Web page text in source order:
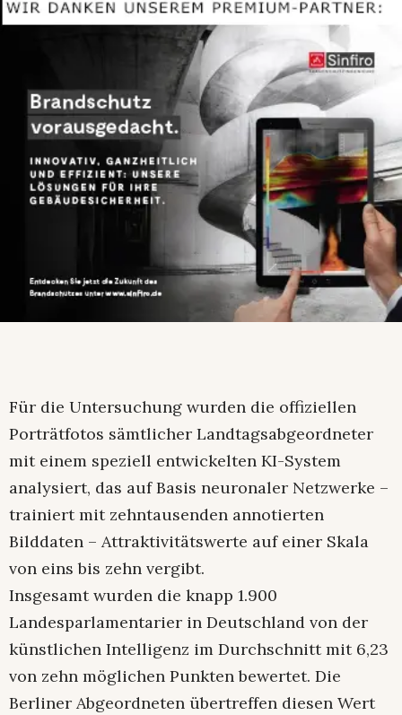
Für die Untersuchung wurden die offiziellen
Porträtfotos sämtlicher Landtagsabgeordneter
mit einem speziell entwickelten KI-System
analysiert, das auf Basis neuronaler Netzwerke –
trainiert mit zehntausenden annotierten
Bilddaten – Attraktivitätswerte auf einer Skala
von eins bis zehn vergibt.
Insgesamt wurden die knapp 1.900
Landesparlamentarier in Deutschland von der
künstlichen Intelligenz im Durchschnitt mit 6,23
von zehn möglichen Punkten bewertet. Die
Berliner Abgeordneten übertreffen diesen Wert